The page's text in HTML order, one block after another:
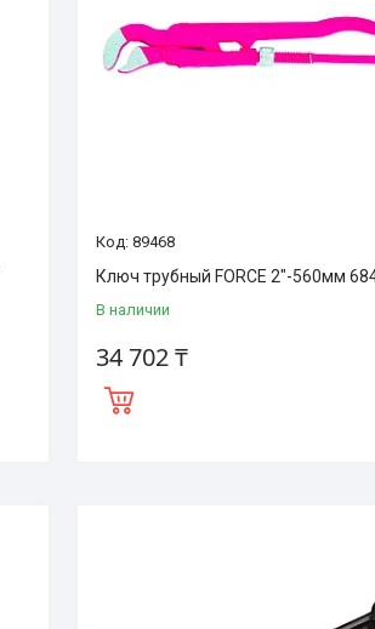
89468
Ключ трубный FORCE 2"-560мм
В наличии
34 702 ₸